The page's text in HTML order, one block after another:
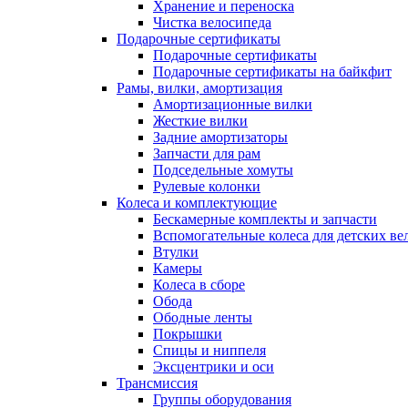
Хранение и переноска
Чистка велосипеда
Подарочные сертификаты
Подарочные сертификаты
Подарочные сертификаты на байкфит
Рамы, вилки, амортизация
Амортизационные вилки
Жесткие вилки
Задние амортизаторы
Запчасти для рам
Подседельные хомуты
Рулевые колонки
Колеса и комплектующие
Бескамерные комплекты и запчасти
Вспомогательные колеса для детских
Втулки
Камеры
Колеса в сборе
Обода
Ободные ленты
Покрышки
Спицы и ниппеля
Эксцентрики и оси
Трансмиссия
Группы оборудования